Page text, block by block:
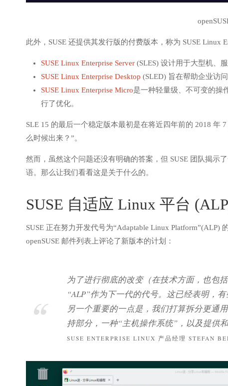
此外，SUSE 还提供其发行版的付费版本，称为 SUSE Linux
SUSE Linux Enterprise Server (SLES) 设计用于大型机、
SUSE Linux Enterprise Desktop (SLED) 旨在帮助企业访
SUSE Linux Enterprise Micro是一种轻量级、不可变的操
行了优化。
SLE 15 的最后一个稳定版本最初是在将近四年前的 2018 年
么时候出来？”。
然而，虽然这个问题还没有明确的答案，但 SUSE 团队揭示
语。那么让我们看看这是关于什么的。
SUSE 自适应 Linux 平台
SUSE 正在努力开发代号为“Adaptable Linux Platform”(ALP)
openSUSE 邮件列表上评论了新版本的计划：
为了进行彻底的改变（在技术方面，也包
“ALP”作为下一代的代号。这已经表明，
另一个重要的一点是，我们打算拆分更通
持部分，一种“主机操作系统”，以及提供
SUSE ENTERPRISE LINUX 产品经理 STEFAN